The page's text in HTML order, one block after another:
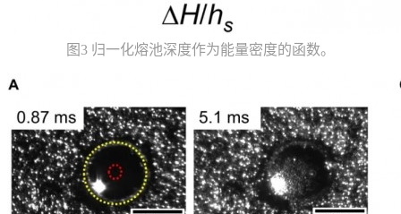
图3 归一化熔池深度作为能量密度的函数。